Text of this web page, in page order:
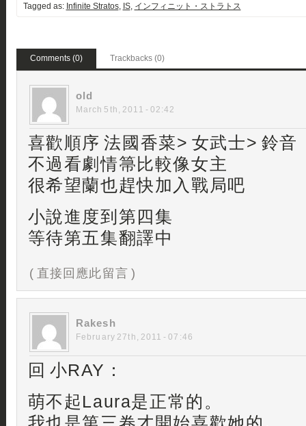
Tagged as: Infinite Stratos, IS, インフィニット・ストラトス
Comments (0) Trackbacks (0)
old
March 5th, 2011 - 02:42
喜歡順序 法國香菜> 女武士> 鈴音
不過看劇情箒比較像女主
很希望蘭也趕快加入戰局吧
小說進度到第四集
等待第五集翻譯中
( 直接回應此留言 )
Rakesh
February 27th, 2011 - 07:46
回 小RAY：
萌不起Laura是正常的。